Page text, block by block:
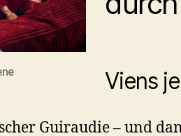
Viens
Guiraudie – und